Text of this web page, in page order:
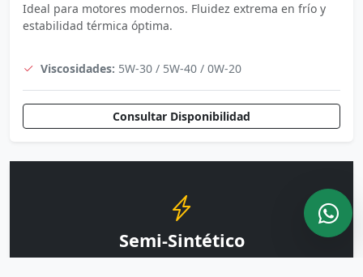
Ideal para motores modernos. Fluidez extrema en frío y
estabilidad térmica óptima.
Viscosidades: 5W-30 / 5W-40 / 0W-20
Consultar Disponibilidad
Semi-Sintético